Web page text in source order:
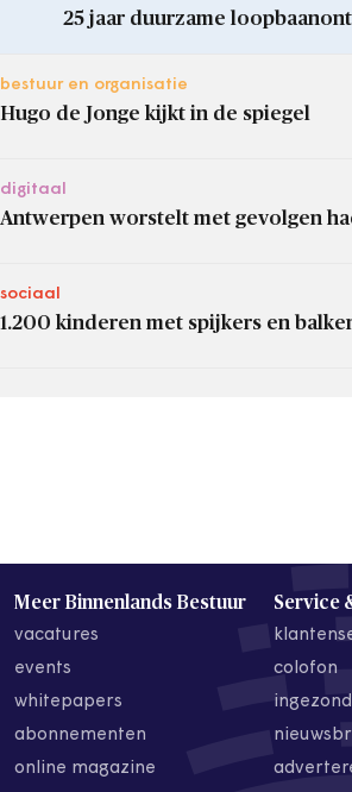
25 jaar duurzame
bestuur en organisatie
Hugo de Jonge kijkt in de spiegel
digitaal
Antwerpen worstelt met gevolgen
sociaal
1.200 kinderen met spijkers en
Meer Binnenlands Bestuur
vacatures
events
whitepapers
abonnementen
online magazine
Service
colofon